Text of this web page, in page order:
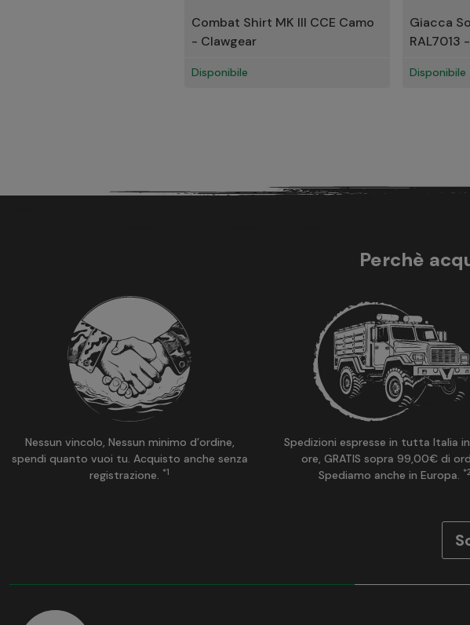
Combat Shirt MK III CCE Camo
- Clawgear
Disponibile
Giacca
RAL7013
Disponibile
Perchè
Nessun vincolo, Nessun minimo d’ordine,
spendi quanto vuoi tu. Acquisto anche senza
registrazione. *1
Spedizioni espresse in tutta Italia
ore, GRATIS sopra 99,00€ di
Spediamo anche in Europa. *2